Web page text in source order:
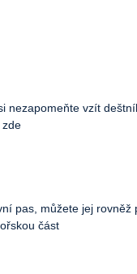
vzít
zde
pas, můžete jej
část